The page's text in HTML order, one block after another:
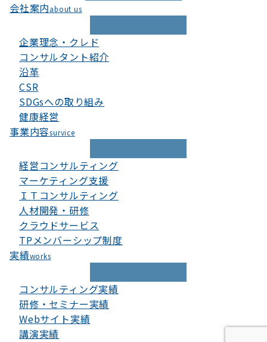
会社案内about us
企業理念・クレド
コンサルタント紹介
沿革
CSR
SDGsへの取り組み
健康経営
事業内容survice
経営コンサルティング
マーケティング支援
ＩＴコンサルティング
人材開発・研修
クラウドサービス
TPメンバーシップ制度
実績works
コンサルティング実績
研修・セミナー実績
Webサイト実績
講演実績